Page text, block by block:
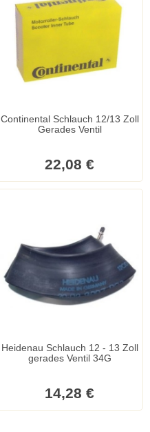
Continental Schlauch 12/13 Zoll
Gerades Ventil
22,08 €
Heidenau Schlauch 12 - 13 Zoll
gerades Ventil 34G
14,28 €